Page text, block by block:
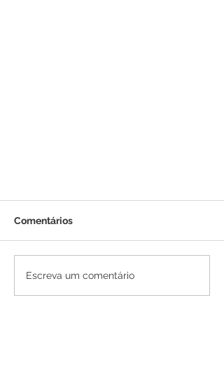
Comentários
Escreva um comentário